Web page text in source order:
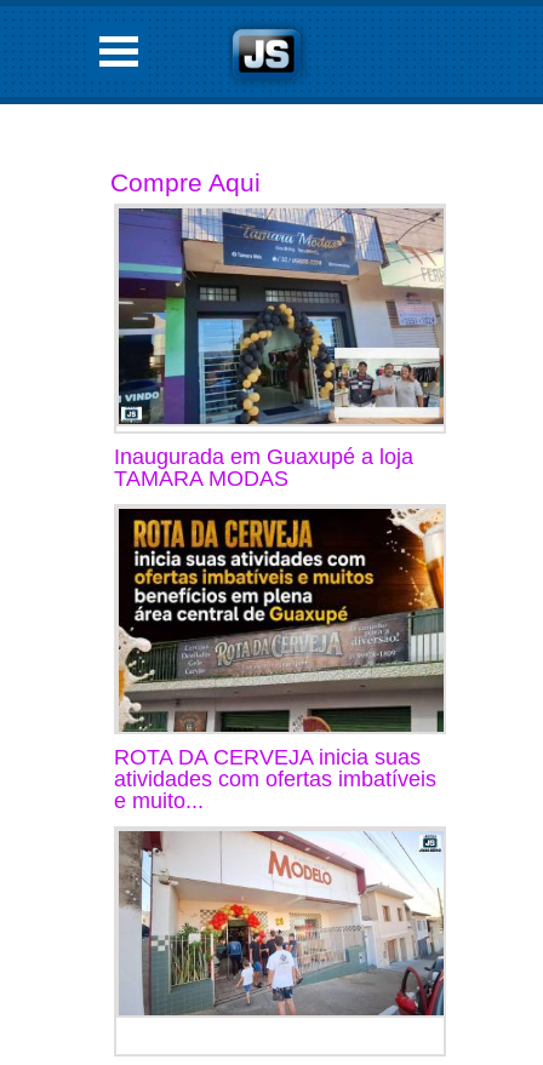
Compre Aqui
Inaugurada em Guaxupé a loja
TAMARA MODAS
ROTA DA CERVEJA inicia suas
atividades com ofertas imbatíveis
e muito...